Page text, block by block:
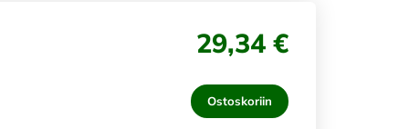
29,34 €
Ostoskoriin